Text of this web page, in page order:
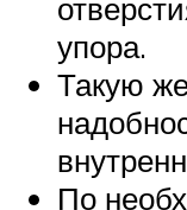
упора.
Такую
По